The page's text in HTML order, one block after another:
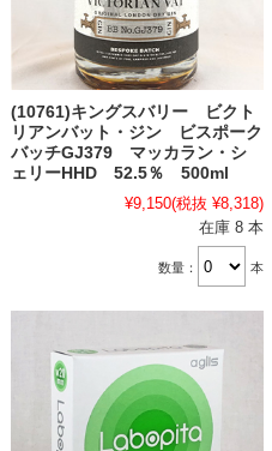
(10761)キングスバリー ビクト
リアンバット・ジン ビスポーク
バッチGJ379 マッカラン・シ
ェリーHHD 52.5％ 500ml
¥9,150(税抜 ¥8,318)
在庫 8 本
数量： 本